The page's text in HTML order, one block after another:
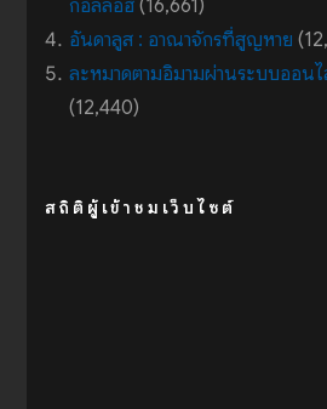
กอัลลอฮ์ (16,661)
อันดาลูส : อาณาจักรที่สูญหาย
ละหมาดตามอิมามผ่านระบบออน
(12,440)
สถิติผู้เข้าชมเว็บไซต์